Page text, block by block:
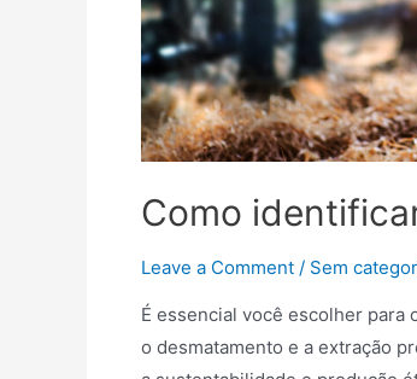
Como
Leave a Comment / Sem
É essencial você escolher para
o desmatamento e a extração